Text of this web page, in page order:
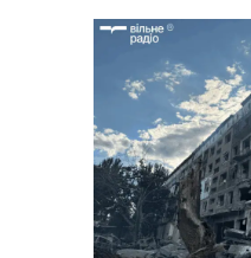
зазнала одна
фронті
найбільше атак — на...